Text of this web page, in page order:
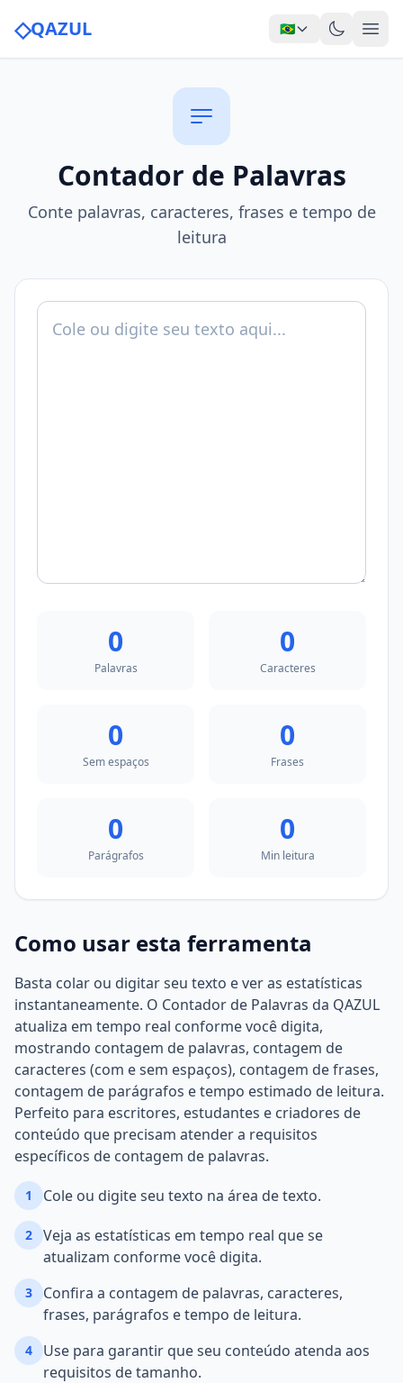
◇QAZUL 🇧🇷
Contador de Palavras
Conte palavras, caracteres, frases e tempo de
leitura
0
Palavras
0
Caracteres
0
Sem espaços
0
Frases
0
Parágrafos
0
Min leitura
Como usar esta ferramenta
Basta colar ou digitar seu texto e ver as estatísticas
instantaneamente. O Contador de Palavras da QAZUL
atualiza em tempo real conforme você digita,
mostrando contagem de palavras, contagem de
caracteres (com e sem espaços), contagem de frases,
contagem de parágrafos e tempo estimado de leitura.
Perfeito para escritores, estudantes e criadores de
conteúdo que precisam atender a requisitos
específicos de contagem de palavras.
1 Cole ou digite seu texto na área de texto.
2
Veja as estatísticas em tempo real que se
atualizam conforme você digita.
3
Confira a contagem de palavras, caracteres,
frases, parágrafos e tempo de leitura.
4
Use para garantir que seu conteúdo atenda aos
requisitos de tamanho.